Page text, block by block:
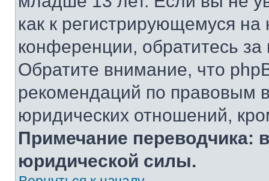
как к регистрирующемуся
конференции, обратитесь
Обратите внимание, что
рекомендаций по правовым
юридических отношений,
Примечание переводчика:
юридической силы.